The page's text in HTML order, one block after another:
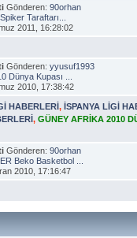
Gönderen: 90orhan
Taraftarı...
2011, 16:28:02
Gönderen: yyusuf1993
Dünya Kupası ...
2010, 17:38:42
HABERLERİ,İSPANYA LİGİ
,GÜNEY AFRİKA 2010
Gönderen: 90orhan
Beko Basketbol ...
2010, 17:16:47